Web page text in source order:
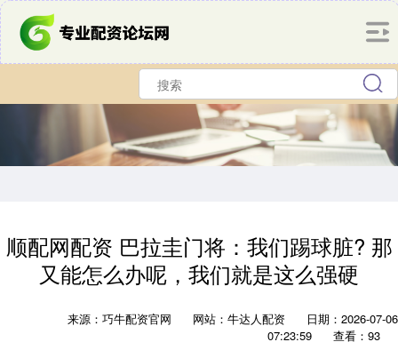
顺配网配资 巴拉圭门将：我们踢球脏? 那
又能怎么办呢，我们就是这么强硬
来源：巧牛配资官网 网站：牛达人配资
日期：2026-07-06
07:23:59
查看：93